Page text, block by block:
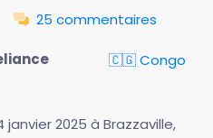
25 commentaires
🇨🇬 Congo
janvier 2025 à Brazzaville,